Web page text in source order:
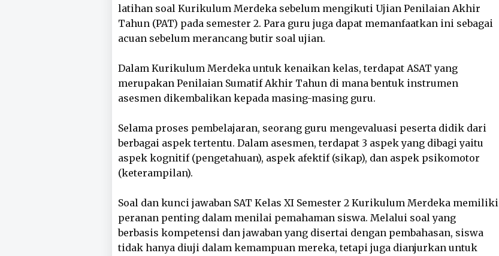
latihan soal Kurikulum Merdeka sebelum mengikuti Ujian Penilaian Akhir
Tahun (PAT) pada semester 2. Para guru juga dapat memanfaatkan ini sebagai
acuan sebelum merancang butir soal ujian.
Dalam Kurikulum Merdeka untuk kenaikan kelas, terdapat ASAT yang
merupakan Penilaian Sumatif Akhir Tahun di mana bentuk instrumen
asesmen dikembalikan kepada masing-masing guru.
Selama proses pembelajaran, seorang guru mengevaluasi peserta didik dari
berbagai aspek tertentu. Dalam asesmen, terdapat 3 aspek yang dibagi yaitu
aspek kognitif (pengetahuan), aspek afektif (sikap), dan aspek psikomotor
(keterampilan).
Soal dan kunci jawaban SAT Kelas XI Semester 2 Kurikulum Merdeka memiliki
peranan penting dalam menilai pemahaman siswa. Melalui soal yang
berbasis kompetensi dan jawaban yang disertai dengan pembahasan, siswa
tidak hanya diuji dalam kemampuan mereka, tetapi juga dianjurkan untuk